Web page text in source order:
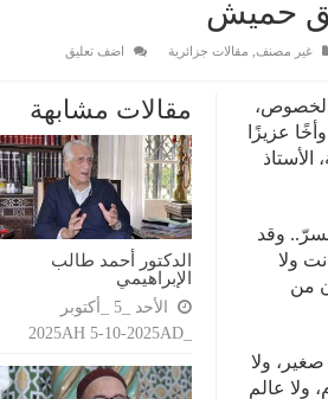
حميش
غير مصنف مقالات جزائرية
اضف تعليق
مقالات مشابهة
الدكتور أحمد طالب
الإبراهيمي
الأحد _5 _أكتوبر
_2025AH 5-10-2025AD
عزيزًا
وقد
ولا
من
ولا
ولا عالم